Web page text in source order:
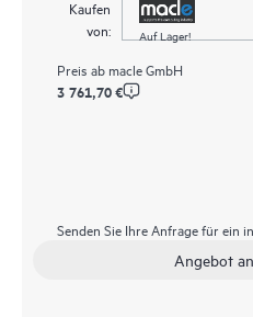
Kaufen
von:
Auf Lager!
Preis ab macle GmbH
3 761,70 €
Senden Sie Ihre Anfrage für ein
Angebot